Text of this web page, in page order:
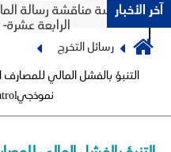
آخر الأخبارجلسة مناقشة رسالة
الرابعة
Previous
Breadcrumb
رسائل التخرج
التنبؤ بالفشل المالي للمصارف
نموذجيPatrol وBakometer